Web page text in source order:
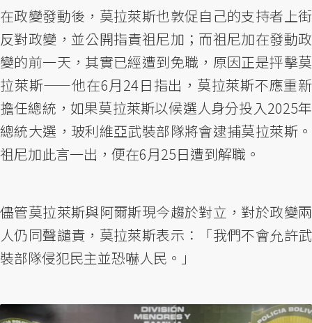
在政變發動後，莫拉萊斯也敦促自己的支持者上街
反對政變，並公開指責祖尼加；而祖尼加在發動政
變的前一天，其實已經遭到免職，原因正是抨擊莫
拉萊斯——他在6月24日指出，莫拉萊斯不應重新
擔任總統，如果莫拉萊斯以候選人身分投入2025年
總統大選，玻利維亞武裝部隊將會逮捕莫拉萊斯。
祖尼加此言一出，便在6月25日遭到解職。
儘管莫拉萊斯與阿爾斯現今趨於對立，對於政變兩
人仍同聲譴責，莫拉萊斯表示：「我們不會允許武
裝部隊侵犯民主並恐嚇人民。」